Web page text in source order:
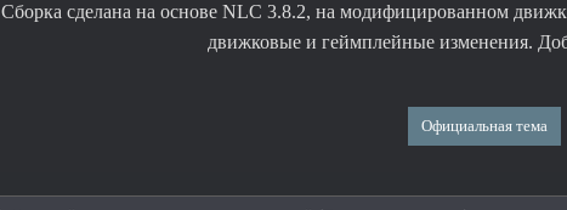
Сборка сделана на основе NLC 3.8.2, на модифицированном
движковые и геймплейные изменения.
Официальная тема